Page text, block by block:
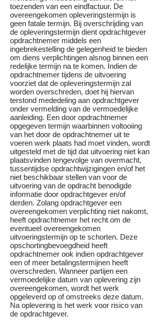
toezenden van een eindfactuur. De
overeengekomen opleveringstermijn is
geen fatale termijn. Bij overschrijding van
de opleveringstermijn dient opdrachtgever
opdrachtnemer middels een
ingebrekestelling de gelegenheid te bieden
om diens verplichtingen alsnog binnen een
redelijke termijn na te komen. Indien de
opdrachtnemer tijdens de uitvoering
voorziet dat de opleveringstermijn zal
worden overschreden, doet hij hiervan
terstond mededeling aan opdrachtgever
onder vermelding van de vermoedelijke
aanleiding. Een door opdrachtnemer
opgegeven termijn waarbinnen voltooiing
van het door de opdrachtnemer uit te
voeren werk plaats had moet vinden, wordt
uitgesteld met de tijd dat uitvoering niet kan
plaatsvinden tengevolge van overmacht,
tussentijdse opdrachtwijzigingen en/of het
niet beschikbaar stellen van voor de
uitvoering van de opdracht benodigde
informatie door opdrachtgever en/of
derden. Zolang opdrachtgever een
overeengekomen verplichting niet nakomt,
heeft opdrachtnemer het recht om de
eventueel overeengekomen
uitvoeringstermijn op te schorten. Deze
opschortingbevoegdheid heeft
opdrachtnemer ook indien opdrachtgever
een of meer betalingstermijnen heeft
overschreden. Wanneer partijen een
vermoedelijke datum van oplevering zijn
overeengekomen, wordt het werk
opgeleverd op of omstreeks deze datum.
Na oplevering is het werk voor risico van
de opdrachtgever.